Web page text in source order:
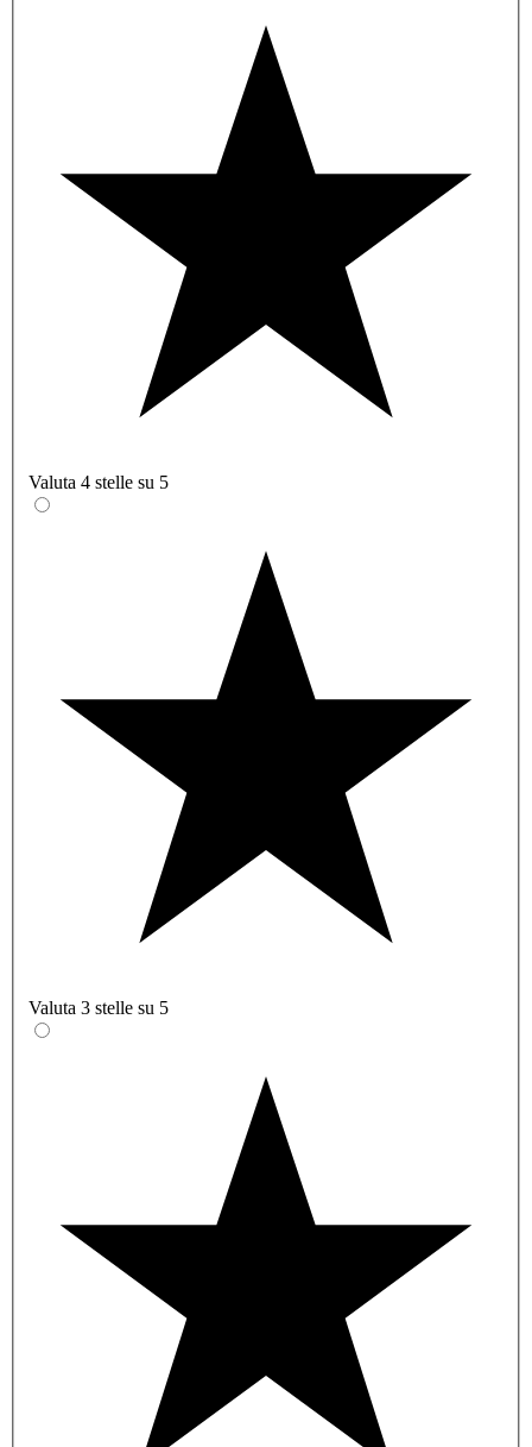
Valuta 4 stelle su 5
Valuta 3 stelle su 5